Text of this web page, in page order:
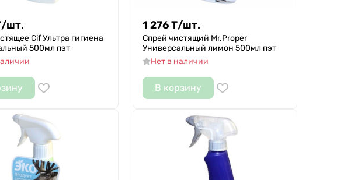
/шт.
Cif Ультра гигиена
500мл пэт
1 276Т/шт.
Спрей чистящий Mr.Proper
Универсальный лимон 500мл пэт
Нет в наличии
В корзину